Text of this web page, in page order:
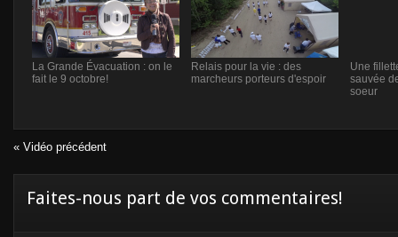
La Grande Évacuation : on le
fait le 9 octobre!
Relais pour la vie : des
marcheurs porteurs d'espoir
Une
sauvée
soeur
« Vidéo précédent
Faites-nous part de vos commentaires!